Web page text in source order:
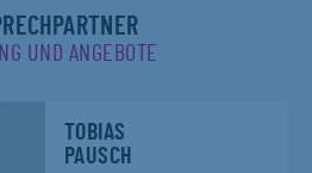
UND ANGEBOTE
TOBIAS
PAUSCH